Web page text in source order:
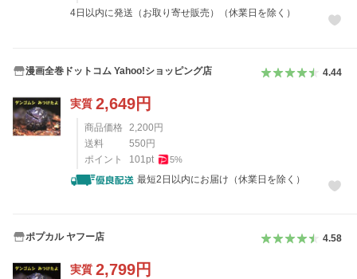
4日以内に発送（お取り寄せ販売）（休業日を除く）
漫画全巻ドットコム Yahoo!ショッピング店 4.44
実質 2,649円
商品価格 2,200 円
送料
550 円
ポイント
101pt 5%
最短2日以内にお届け（休業日を除く）
ポプカル ヤフー店 4.58
実質 2,799円